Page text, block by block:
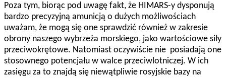
Poza tym, biorąc pod uwagę fakt, że HIMARS-y dysponują
bardzo precyzyjną amunicją o dużych możliwościach
uważam, że mogą się one sprawdzić również w zakresie
obrony naszego wybrzeża morskiego, jako wartościowe siły
przeciwokrętowe. Natomiast oczywiście nie posiadają one
stosownego potencjału w walce przeciwlotniczej. W ich
zasięgu za to znajdą się niewątpliwie rosyjskie bazy na